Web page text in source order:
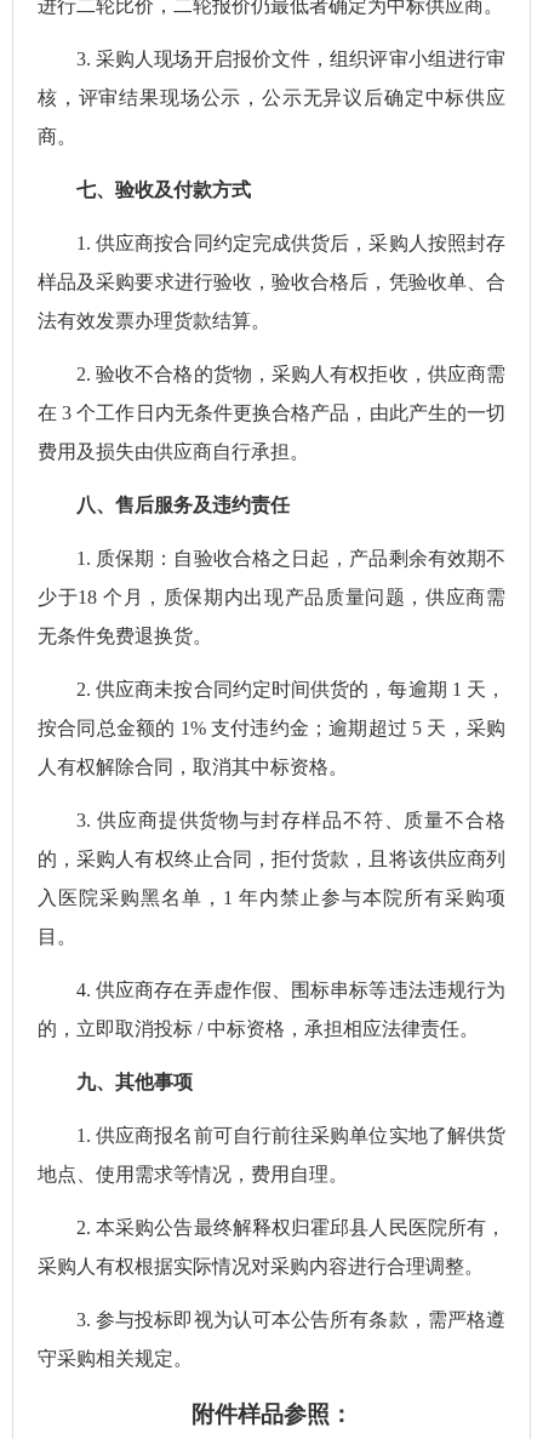
进行二轮比价，二轮报价仍最低者确定为中标供应商。
3.采购人现场开启报价文件，组织评审小组进行审
核，评审结果现场公示，公示无异议后确定中标供应
商。
七、验收及付款方式
1.供应商按合同约定完成供货后，采购人按照封存
样品及采购要求进行验收，验收合格后，凭验收单、合
法有效发票办理货款结算。
2.验收不合格的货物，采购人有权拒收，供应商需
在 3个工作日内无条件更换合格产品，由此产生的一切
费用及损失由供应商自行承担。
八、售后服务及违约责任
1. 质保期：自验收合格之日起， 产品剩余有效期不
少于18 个月，质保期内出现产品质量问题，供应商需
无条件免费退换货。
2.供应商未按合同约定时间供货的，每逾期 1 天，
按合同总金额的 1% 支付违约金；逾期超过 5 天，采购
人有权解除合同，取消其中标资格。
3. 供应商提供货物与封存样品不符、质量不合格
的，采购人有权终止合同，拒付货款，且将该供应商列
入医院采购黑名单， 1 年内禁止参与本院所有采购项
目。
4.供应商存在弄虚作假、围标串标等违法违规行为
的，立即取消投标 / 中标资格，承担相应法律责任。
九、其他事项
1.供应商报名前可自行前往采购单位实地了解供货
地点、使用需求等情况，费用自理。
2.本采购公告最终解释权归霍邱县人民医院所有，
采购人有权根据实际情况对采购内容进行合理调整。
3.参与投标即视为认可本公告所有条款，需严格遵
守采购相关规定。
附件样品参照：